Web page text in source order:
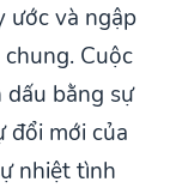
ước và ngập
Cuộc
bằng sự
đổi mới của
nhiệt tình